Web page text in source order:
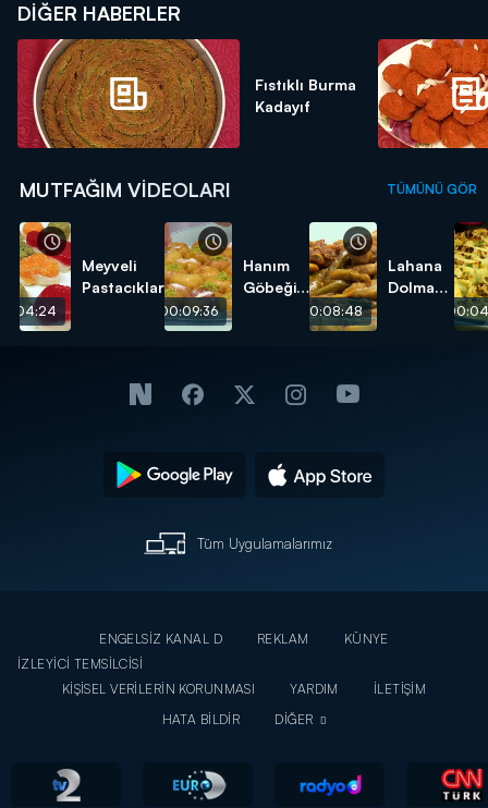
DIĞER HABERLER
Fıstıklı Burma
Kadayıf
MUTFAĞIM VIDEOLARI TÜMÜNÜ GÖR
Meyveli
Pastacıklar
00:09:36
Hanım
Göbeği
00:08:48
Lahana
Dolması
Tüm Uygulamalarımız
ENGELSİZ KANAL D REKLAM
KÜNYE
İZLEYİCİ TEMSİLCİSİ
KİŞİSEL VERİLERİN KORUNMASI
YARDIM
İLETİŞİM
HATA BİLDİR
DİĞER